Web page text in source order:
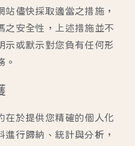
儘快採取適當之措施，
之安全性，上述措施並不
示或默示對您負有任何形
。
在於提供您精確的個人化
行歸納、統計與分析，